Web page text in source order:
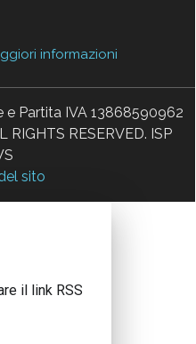
informazioni
Partita IVA 13868590962
RESERVED. ISP
sito
il link RSS